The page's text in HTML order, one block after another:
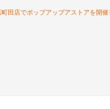
田店でポップアップアストアを開催